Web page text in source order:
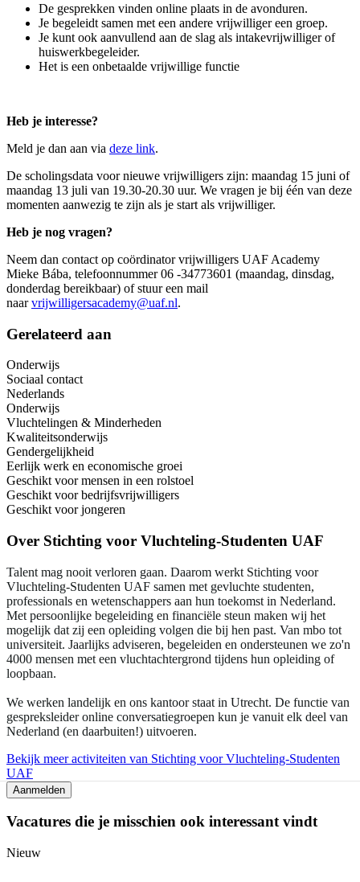
De gesprekken vinden online plaats in de avonduren.
Je begeleidt samen met een andere vrijwilliger een groep.
Je kunt ook aanvullend aan de slag als intakevrijwilliger of
huiswerkbegeleider.
Het is een onbetaalde vrijwillige functie
Heb je interesse?
Meld je dan aan via deze link.
De scholingsdata voor nieuwe vrijwilligers zijn: maandag 15 juni of
maandag 13 juli van 19.30-20.30 uur. We vragen je bij één van deze
momenten aanwezig te zijn als je start als vrijwilliger.
Heb je nog vragen?
Neem dan contact op coördinator vrijwilligers UAF Academy
Mieke Bába, telefoonnummer 06 -34773601 (maandag, dinsdag,
donderdag bereikbaar) of stuur een mail
naarvrijwilligersacademy@uaf.nl.
Gerelateerd aan
Onderwijs
Sociaal contact
Nederlands
Onderwijs
Vluchtelingen & Minderheden
Kwaliteitsonderwijs
Gendergelijkheid
Eerlijk werk en economische groei
Geschikt voor mensen in een rolstoel
Geschikt voor bedrijfsvrijwilligers
Geschikt voor jongeren
Over Stichting voor Vluchteling-Studenten UAF
Talent mag nooit verloren gaan. Daarom werkt Stichting voor
Vluchteling-Studenten UAF samen met gevluchte studenten,
professionals en wetenschappers aan hun toekomst in Nederland.
Met persoonlijke begeleiding en financiële steun maken wij het
mogelijk dat zij een opleiding volgen die bij hen past. Van mbo tot
universiteit. Jaarlijks adviseren, begeleiden en ondersteunen we zo'n
4000 mensen met een vluchtachtergrond tijdens hun opleiding of
loopbaan.
We werken landelijk en ons kantoor staat in Utrecht. De functie van
gespreksleider online conversatiegroepen kun je vanuit elk deel van
Nederland (en daarbuiten!) uitvoeren.
Bekijk meer activiteiten van Stichting voor Vluchteling-Studenten
UAF
Aanmelden
Vacatures die je misschien ook interessant vindt
Nieuw